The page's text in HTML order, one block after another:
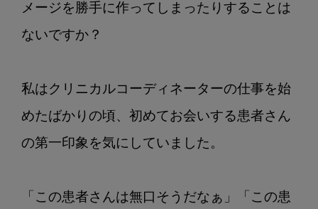
ん
わ
り
好
こ
こ
フ
メージを勝手に作ってしまったりすることは
ないですか？
私はクリニカルコーディネーターの仕事を始
めたばかりの頃、初めてお会いする患者さん
の第一印象を気にしていました。
「この患者さんは無口そうだなぁ」「この患